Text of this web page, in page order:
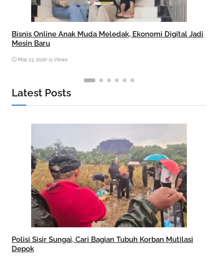
Bisnis Online Anak Muda Meledak, Ekonomi Digital Jadi
Mesin Baru
May 23, 2026•11 Views
Latest Posts
Polisi Sisir Sungai, Cari Bagian Tubuh Korban Mutilasi
Depok